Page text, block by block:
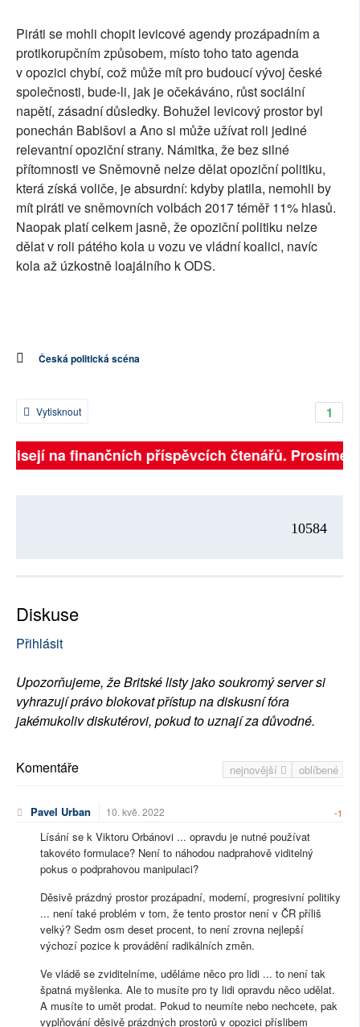
Piráti se mohli chopit levicové agendy prozápadním a
protikorupčním způsobem, místo toho tato agenda
v opozici chybí, což může mít pro budoucí vývoj české
společnosti, bude-li, jak je očekáváno, růst sociální
napětí, zásadní důsledky. Bohužel levicový prostor byl
ponechán Babišovi a Ano si může užívat roli jediné
relevantní opoziční strany. Námitka, že bez silné
přítomnosti ve Sněmovně nelze dělat opoziční politiku,
která získá voliče, je absurdní: kdyby platila, nemohli by
mít piráti ve sněmovních volbách 2017 téměř 11% hlasů.
Naopak platí celkem jasně, že opoziční politiku nelze
dělat v roli pátého kola u vozu ve vládní koalici, navíc
kola až úzkostně loajálního k ODS.
Česká politická scéna
1
Vytisknout
na finančních příspěvcích čtenářů. Prosíme,
10584
Diskuse
Přihlásit
Upozorňujeme, že Britské listy jako soukromý server si
vyhrazují právo blokovat přístup na diskusní fóra
jakémukoliv diskutérovi, pokud to uznají za důvodné.
nejnovější oblíbené
Komentáře
Pavel Urban 10. kvě. 2022 -1
Lísání se k Viktoru Orbánovi ... opravdu je nutné používat
takovéto formulace? Není to náhodou nadprahově viditelný
pokus o podprahovou manipulaci?
Děsivě prázdný prostor prozápadní, moderní, progresivní politiky
... není také problém v tom, že tento prostor není v ČR příliš
velký? Sedm osm deset procent, to není zrovna nejlepší
výchozí pozice k provádění radikálních změn.
Ve vládě se zviditelníme, uděláme něco pro lidi ... to není tak
špatná myšlenka. Ale to musíte pro ty lidi opravdu něco udělat.
A musíte to umět prodat. Pokud to neumíte nebo nechcete, pak
vyplňování děsivě prázdných prostorů v opozici příslibem